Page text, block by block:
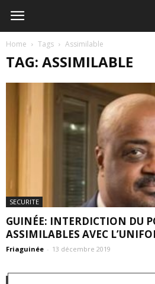
Home Tags Assimilable
TAG: ASSIMILABLE
SECURITE
GUINÉE: INTERDICTION DU
ASSIMILABLES AVEC
Friaguinée - 13 décembre 2019